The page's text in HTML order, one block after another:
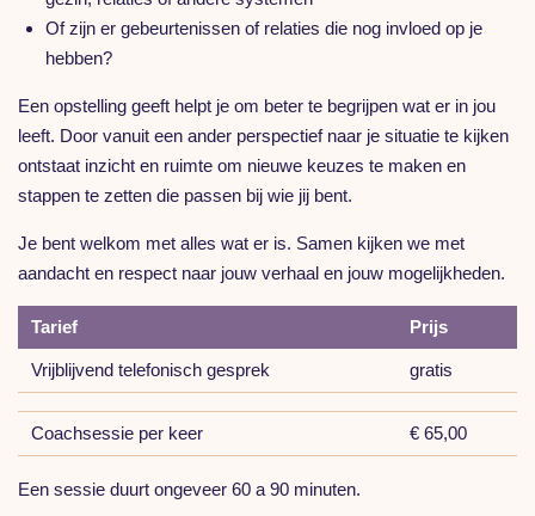
Of zijn er gebeurtenissen of relaties die nog invloed op je
hebben?
Een opstelling geeft helpt je om beter te begrijpen wat er in jou
leeft. Door vanuit een ander perspectief naar je situatie te kijken
ontstaat inzicht en ruimte om nieuwe keuzes te maken en
stappen te zetten die passen bij wie jij bent.
Je bent welkom met alles wat er is. Samen kijken we met
aandacht en respect naar jouw verhaal en jouw mogelijkheden.
Tarief Prijs
Vrijblijvend telefonisch gesprek gratis
Coachsessie per keer € 65,00
Een sessie duurt ongeveer 60 a 90 minuten.